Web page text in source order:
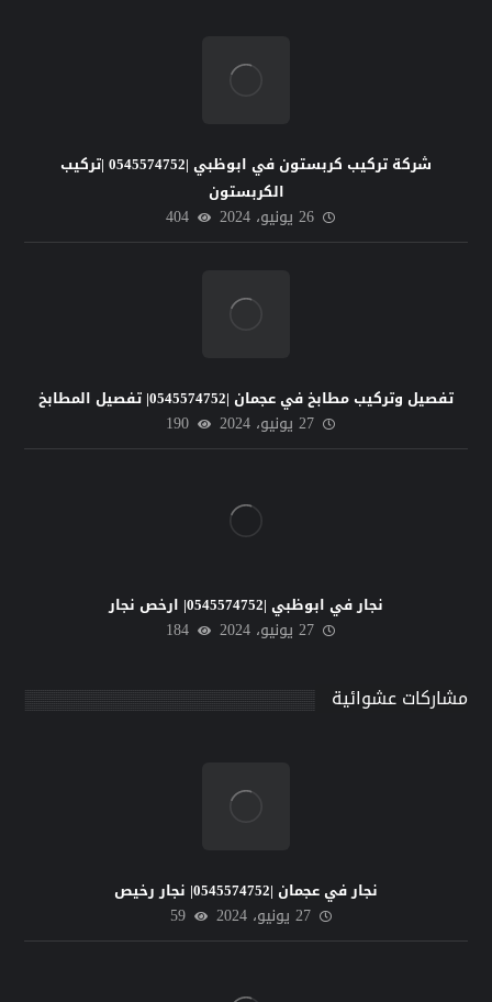
شركة تركيب كربستون في ابوظبي |0545574752 |تركيب
الكربستون
26 يونيو، 2024 404
تفصيل وتركيب مطابخ في عجمان |0545574752| تفصيل المطابخ
27 يونيو، 2024 190
نجار في ابوظبي |0545574752| ارخص نجار
27 يونيو، 2024 184
مشاركات عشوائية
نجار في عجمان |0545574752| نجار رخيص
27 يونيو، 2024 59